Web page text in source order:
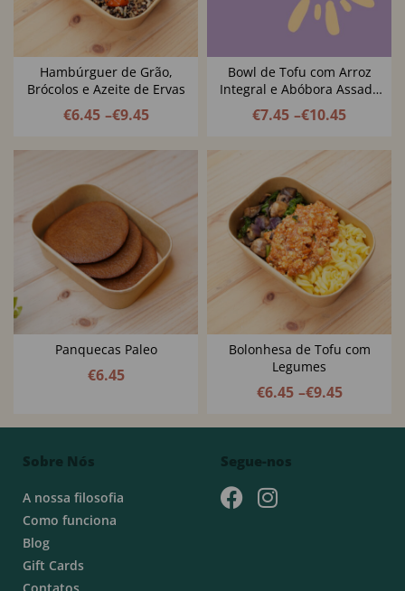
Hambúrguer de Grão,
Brócolos e Azeite de Ervas
€6.45 –€9.45
Bowl de Tofu com Arroz
Integral e Abóbora Assada
com Legumes Balsâmicos,
Queijo Creme de Caju e
€7.45 –€10.45
Panquecas Paleo
€6.45
Bolonhesa de Tofu com
Legumes
€6.45 –€9.45
Sobre Nós
A nossa filosofia
Como funciona
Blog
Gift Cards
Contatos
Segue-nos